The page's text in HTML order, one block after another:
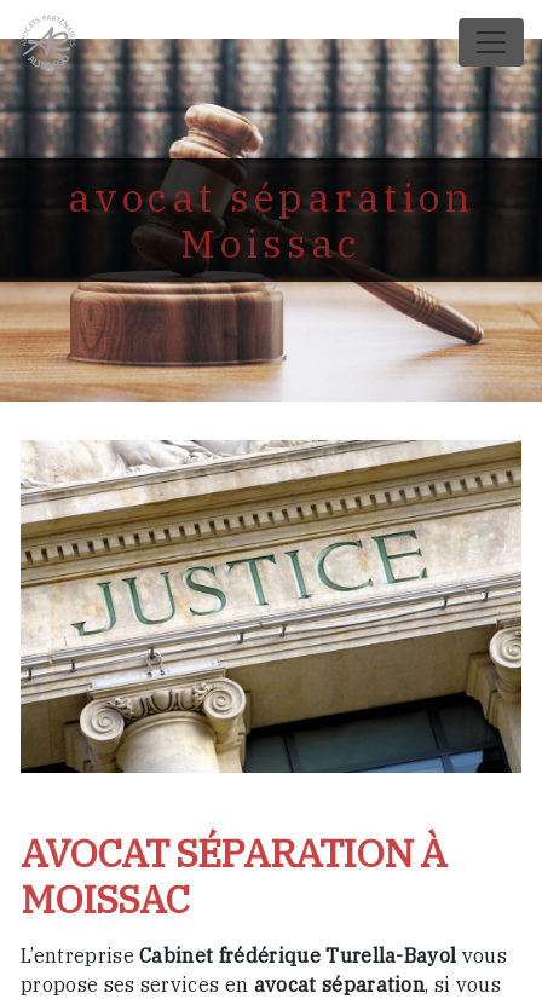
Panneau de gestion des cookies
avocat séparation
Moissac
AVOCAT SÉPARATION À
MOISSAC
L’entrepriseCabinet frédérique Turella-Bayol vous
propose ses services en avocat séparation, si vous